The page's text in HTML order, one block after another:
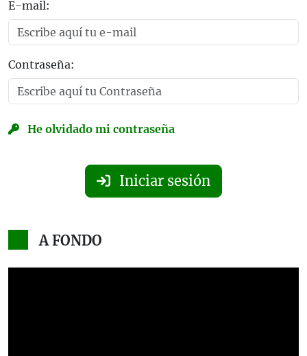
E-mail:
Contraseña:
He olvidado mi contraseña
Iniciar sesión
A FONDO